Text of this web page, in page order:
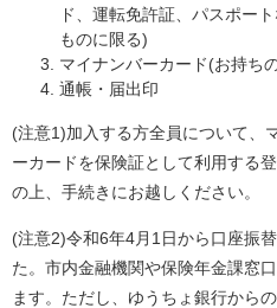
ド、運転免許証、パスポー
ものに限る)
マイナンバーカード(お持ち
通帳・届出印
(注意1)加入する方全員について、
ーカードを保険証として利用する
の上、手続きにお越しください。
(注意2)令和6年4月1日から口座振
た。市内金融機関や保険年金課窓
ます。ただし、ゆうちょ銀行から